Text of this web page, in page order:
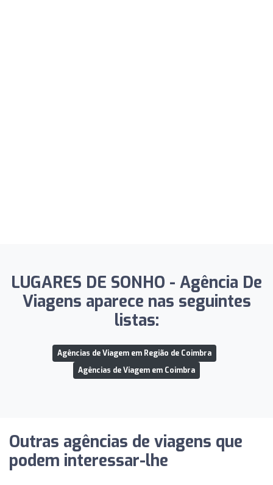
LUGARES DE SONHO - Agência De
Viagens aparece nas seguintes
listas:
Agências de Viagem em Região de Coimbra
Agências de Viagem em Coimbra
Outras agências de viagens que
podem interessar-lhe